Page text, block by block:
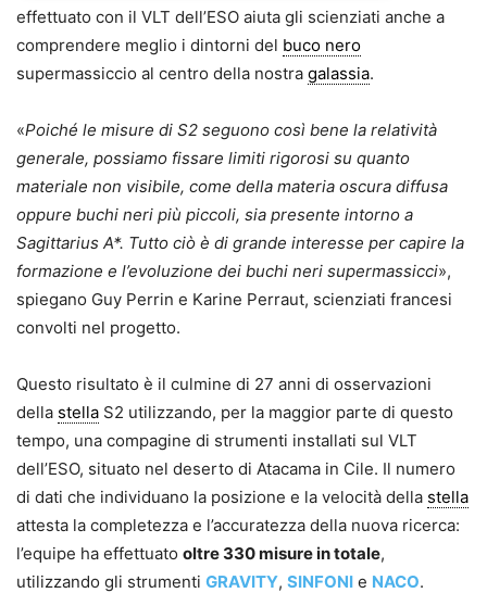
effettuato con il VLT dell’ESO aiuta gli scienziati anche a
comprendere meglio i dintorni del buco nero
supermassiccio al centro della nostra galassia.
«Poiché le misure di S2 seguono così bene la relatività
generale, possiamo fissare limiti rigorosi su quanto
materiale non visibile, come della materia oscura diffusa
oppure buchi neri più piccoli, sia presente intorno a
Sagittarius A*. Tutto ciò è di grande interesse per capire la
formazione e l’evoluzione dei buchi neri supermassicci»,
spiegano Guy Perrin e Karine Perraut, scienziati francesi
convolti nel progetto.
Questo risultato è il culmine di 27 anni di osservazioni
della stella S2 utilizzando, per la maggior parte di questo
tempo, una compagine di strumenti installati sul VLT
dell’ESO, situato nel deserto di Atacama in Cile. Il numero
di dati che individuano la posizione e la velocità della stella
attesta la completezza e l’accuratezza della nuova ricerca:
l’equipe ha effettuato oltre 330 misure in totale,
utilizzando gli strumenti GRAVITY, SINFONI e NACO.